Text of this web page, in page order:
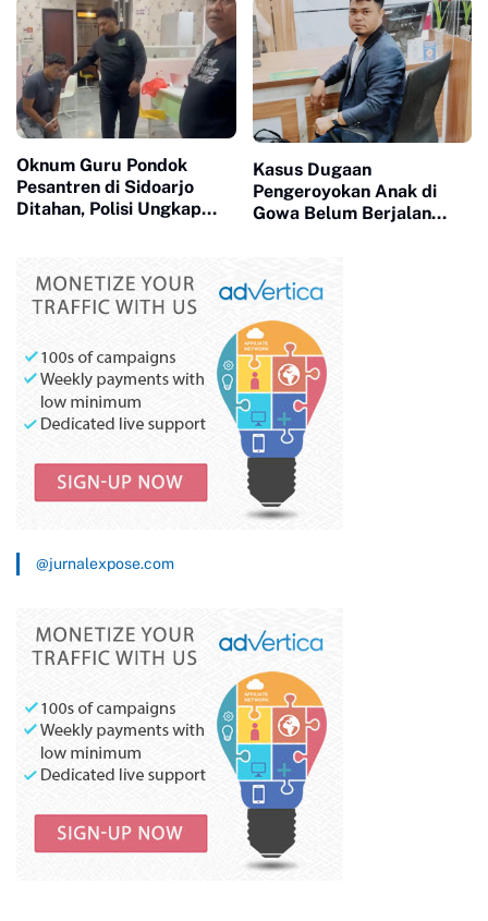
Itikad Baik Bayar Kredit"
Menyerahkan Diri, Kejari
Karo Lakukan Penahanan
Oknum Guru Pondok
Pesantren di Sidoarjo
Ditahan, Polisi Ungkap
Santriwati di Bawah Umur
Kasus Dugaan
Pengeroyokan Anak di
Gowa Belum Berjalan
Percepat Penanganan
@jurnalexpose.com